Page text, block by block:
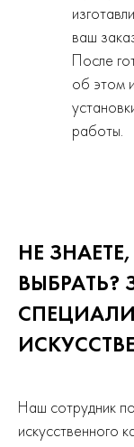
ваш
После
об этом
работы.
НЕ
ВЫБРАТЬ?
Наш сотрудник
искусственного